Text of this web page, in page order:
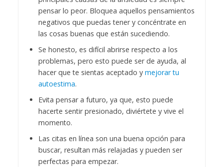
pensar lo peor. Bloquea aquellos pensamientos
negativos que puedas tener y concéntrate en
las cosas buenas que están sucediendo.
Se honesto, es difícil abrirse respecto a los
problemas, pero esto puede ser de ayuda, al
hacer que te sientas aceptado y mejorar tu
autoestima.
Evita pensar a futuro, ya que, esto puede
hacerte sentir presionado, diviértete y vive el
momento.
Las citas en línea son una buena opción para
buscar, resultan más relajadas y pueden ser
perfectas para empezar.